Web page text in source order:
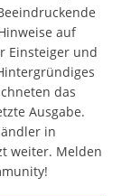
auf
Einsteiger und
das
Ausgabe.
in
weiter. Melden